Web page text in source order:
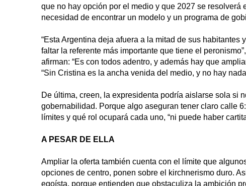
que no hay opción por el medio y que 2027 se
necesidad de encontrar un modelo y un programa de
“Esta Argentina deja afuera a la mitad de sus
faltar la referente más importante que tiene el
afirman: “Es con todos adentro, y además hay que
“Sin Cristina es la ancha venida del medio, y no hay
De última, creen, la expresidenta podría aislarse sola si
gobernabilidad. Porque algo aseguran tener claro calle
límites y qué rol ocupará cada uno, “ni puede haber
A PESAR DE ELLA
Ampliar la oferta también cuenta con el límite que
opciones de centro, ponen sobre el kirchnerismo duro.
egoísta, porque entienden que obstaculiza la ambición